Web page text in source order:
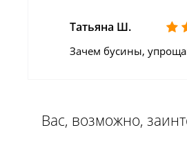
Татьяна Ш.
Зачем бусины,
Вас, возможно,